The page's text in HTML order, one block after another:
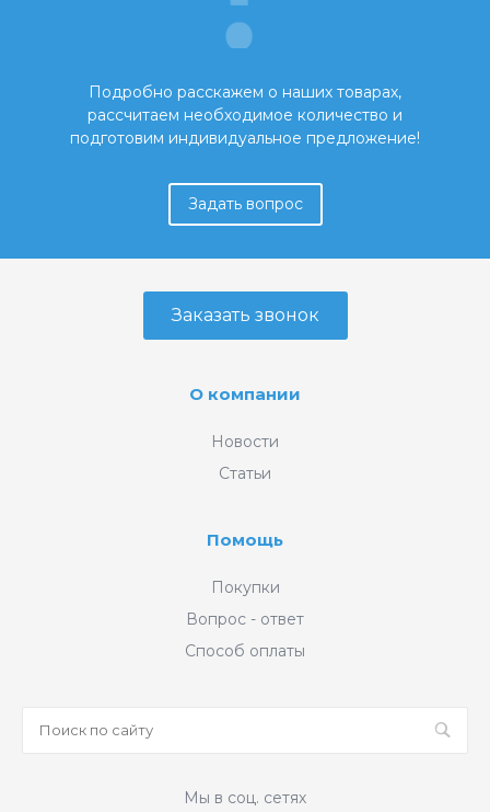
Подробно расскажем о наших товарах,
рассчитаем необходимое количество и
подготовим индивидуальное предложение!
Задать вопрос
Заказать звонок
О компании
Новости
Статьи
Помощь
Покупки
Вопрос - ответ
Способ оплаты
Мы в соц. сетях